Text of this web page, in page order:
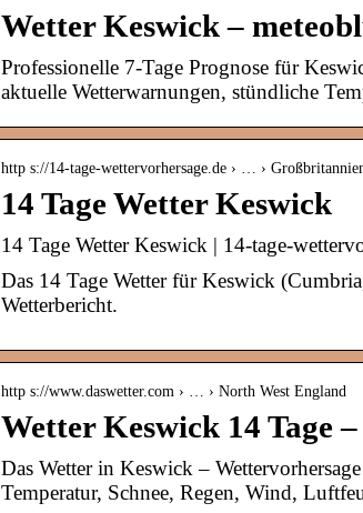
Wetter Keswick –
Professionelle 7-Tage Prognose für
aktuelle Wetterwarnungen, stündliche
http s://14-tage-wettervorhersage.de › … ›
14 Tage Wetter Keswick
14 Tage Wetter Keswick | 14-tage-
Das 14 Tage Wetter für Keswick
Wetterbericht.
http s://www.daswetter.com › … › North West England
Wetter Keswick 14 Tage
Das Wetter in Keswick –
Temperatur, Schnee, Regen, Wind,